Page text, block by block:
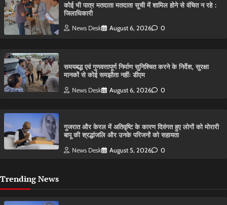
कोई भी पात्र मतदाता मतदाता सूची में शामिल होने से वंचित न रहे :
जिलाधिकारी
News Desk August 6, 2026 0
समयबद्ध एवं गुणवत्तापूर्ण निर्माण सुनिश्चित करने के निर्देश, सुरक्षा
मानकों से कोई समझौता नहींः डीएम
News Desk August 6, 2026 0
गुजरात और केरल में अतिवृष्टि के कारण दिवंगत हुए लोगों को मोरारी
बापू की श्रद्धांजलि और उनके परिजनों को सहायता
News Desk August 5, 2026 0
Trending News